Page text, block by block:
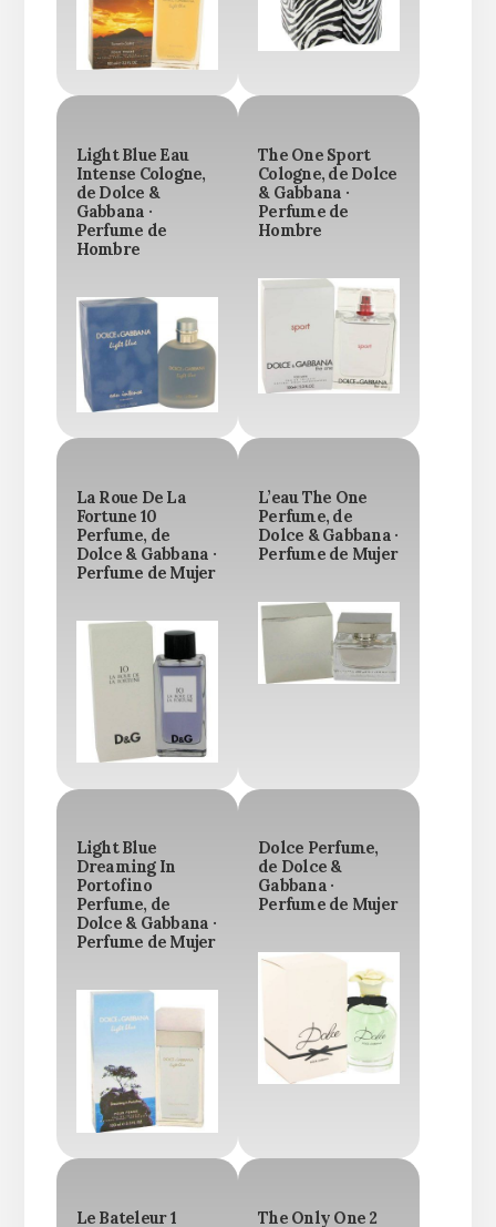
Light Blue Eau
Intense Cologne,
de Dolce &
Gabbana ·
Perfume de
Hombre
The One Sport
Cologne, de Dolce
& Gabbana ·
Perfume de
Hombre
La Roue De La
Fortune 10
Perfume, de
Dolce & Gabbana ·
Perfume de Mujer
L’eau The One
Perfume, de
Dolce & Gabbana ·
Perfume de Mujer
Light Blue
Dreaming In
Portofino
Perfume, de
Dolce & Gabbana ·
Perfume de Mujer
Dolce Perfume,
de Dolce &
Gabbana ·
Perfume de Mujer
Le Bateleur 1
The Only One 2